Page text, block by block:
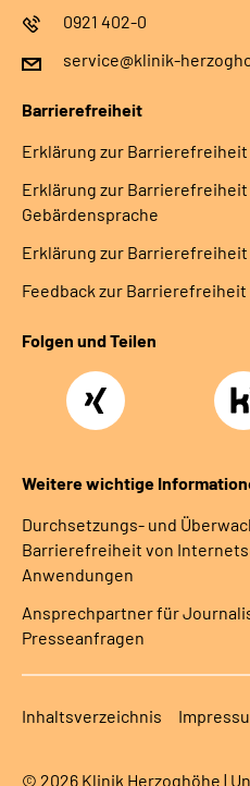
0921 402-0
service@klinik-
Barrierefreiheit
Erklärung zur Barrierefreiheit
Erklärung zur
Gebärdensprache
Erklärung zur
Feedback zur Barrierefreiheit
Folgen und Teilen
Xing
Weitere wichtige
Durchsetzungs- und
Barrierefreiheit von
Anwendungen
Ansprechpartner für
Presseanfragen
Inhaltsverzeichnis
© 2026 Klinik Herzoghöhe |